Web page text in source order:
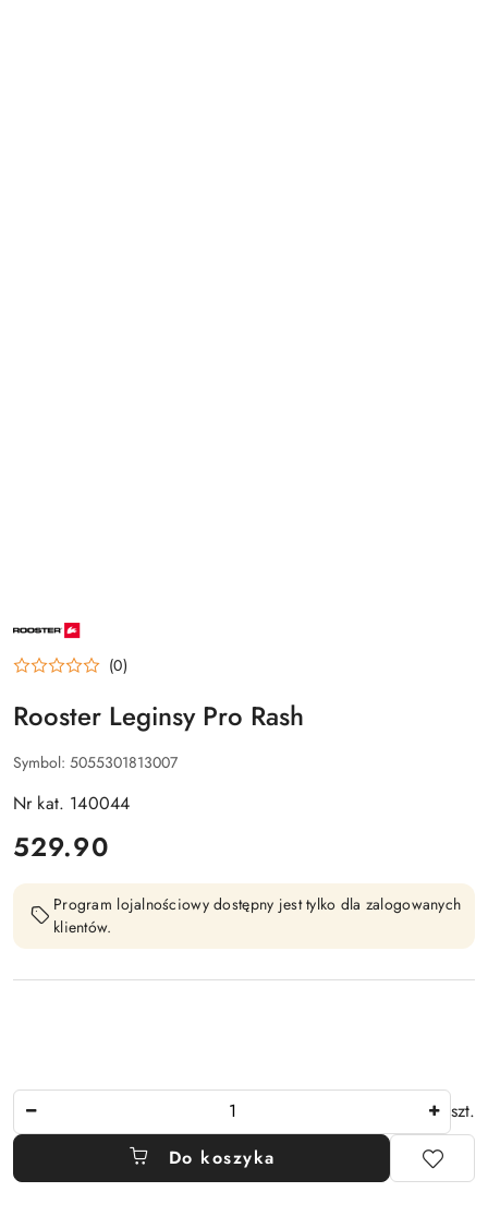
NAZWA
PRODUCENTA:
ROOSTER (0)
Rooster Leginsy Pro Rash
Symbol: 5055301813007
Nr kat. 140044
cena:
529.90
Program lojalnościowy dostępny jest tylko dla zalogowanych
klientów.
szt.
Do koszyka